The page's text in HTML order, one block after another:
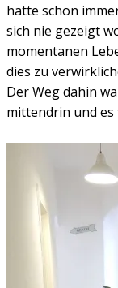
hatte schon
sich nie gezeigt
momentanen
dies zu
Der Weg dahin
mittendrin und